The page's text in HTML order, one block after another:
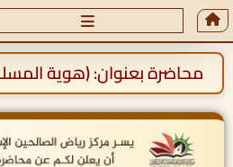
محاضرة بعنوان: (هوية